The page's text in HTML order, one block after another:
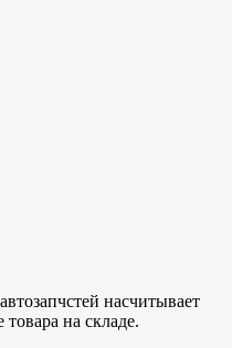
насчитывает
на складе.